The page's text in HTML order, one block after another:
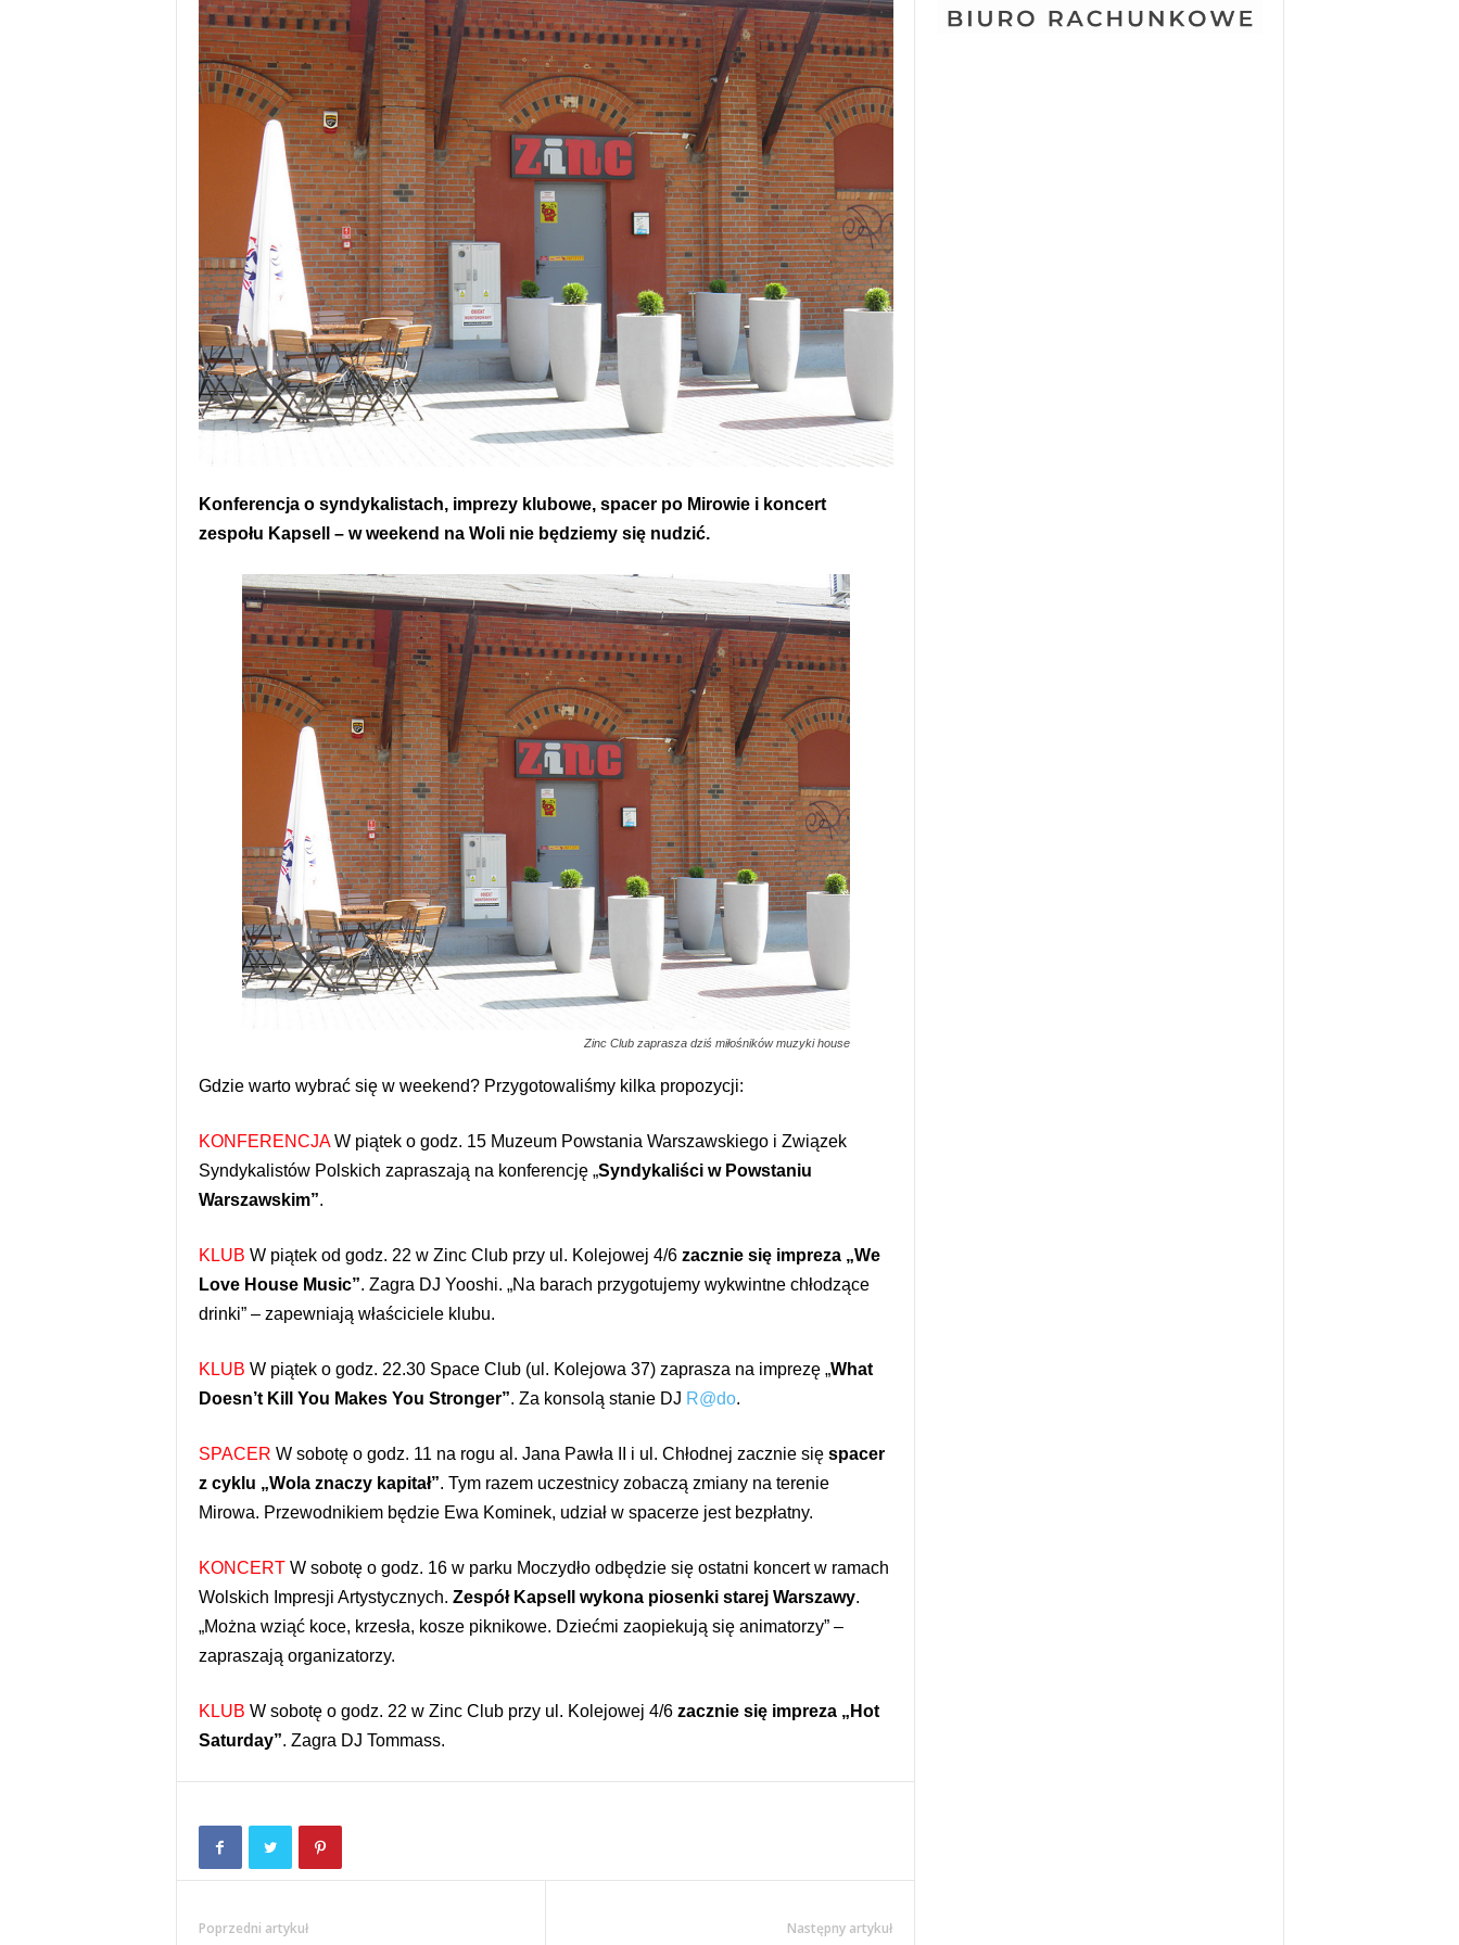
Konferencja o syndykalistach, imprezy klubowe, spacer po Mirowie i koncert
zespołu Kapsell – w weekend na Woli nie będziemy się nudzić.
Zinc Club zaprasza dziś miłośników muzyki house
Gdzie warto wybrać się w weekend? Przygotowaliśmy kilka propozycji:
KONFERENCJAW piątek o godz. 15 Muzeum Powstania Warszawskiego i Związek
Syndykalistów Polskich zapraszają na konferencję „Syndykaliści w Powstaniu
Warszawskim”.
KLUB W piątek od godz. 22 w Zinc Club przy ul. Kolejowej 4/6 zacznie się impreza „We
Love House Music”. Zagra DJ Yooshi. „Na barach przygotujemy wykwintne chłodzące
drinki” – zapewniają właściciele klubu.
KLUB W piątek o godz. 22.30 Space Club (ul. Kolejowa 37) zaprasza na imprezę „What
Doesn’t Kill You Makes You Stronger”. Za konsolą stanie DJ R@do.
SPACER W sobotę o godz. 11 na rogu al. Jana Pawła II i ul. Chłodnej zacznie się spacer
z cyklu „Wola znaczy kapitał”. Tym razem uczestnicy zobaczą zmiany na terenie
Mirowa. Przewodnikiem będzie Ewa Kominek, udział w spacerze jest bezpłatny.
KONCERT W sobotę o godz. 16 w parku Moczydło odbędzie się ostatni koncert w ramach
Wolskich Impresji Artystycznych. Zespół Kapsell wykona piosenki starej Warszawy.
„Można wziąć koce, krzesła, kosze piknikowe. Dziećmi zaopiekują się animatorzy” –
zapraszają organizatorzy.
KLUB W sobotę o godz. 22 w Zinc Club przy ul. Kolejowej 4/6 zacznie się impreza „Hot
Saturday”. Zagra DJ Tommass.
Poprzedni artykuł Następny artykuł